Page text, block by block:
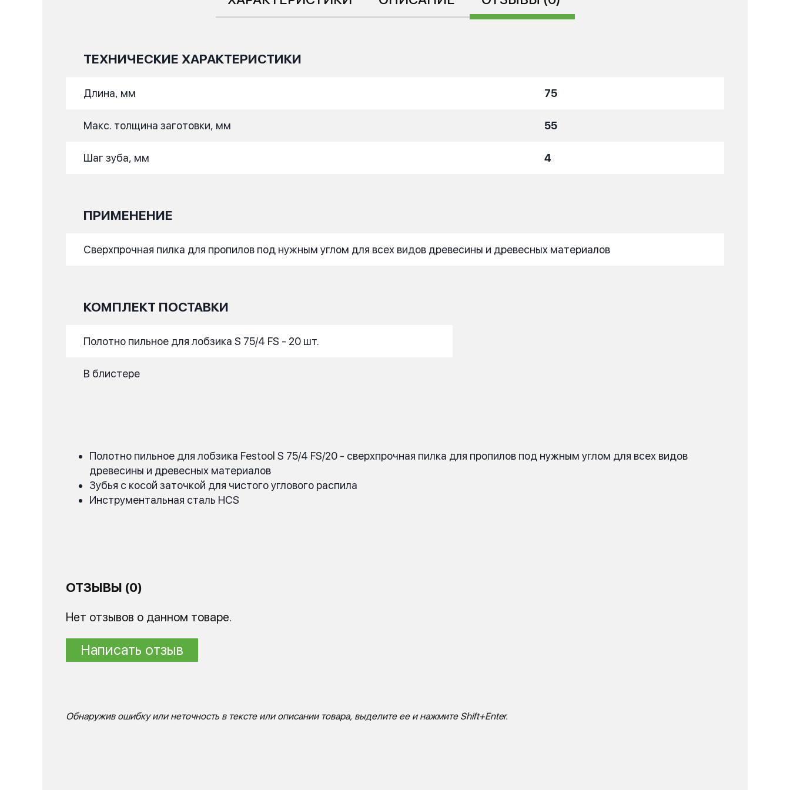
ТЕХНИЧЕСКИЕ ХАРАКТЕРИСТИКИ
Длина, мм 75
Макс. толщина заготовки, мм 55
Шаг зуба, мм 4
ПРИМЕНЕНИЕ
Сверхпрочная пилка для пропилов под нужным углом для всех видов древесины и древесных материалов
КОМПЛЕКТ ПОСТАВКИ
Полотно пильное для лобзика S 75/4 FS - 20 шт.
В блистере
Полотно пильное для лобзика Festool S 75/4 FS/20 - сверхпрочная пилка для пропилов под нужным углом для всех видов
древесины и древесных материалов
Зубья с косой заточкой для чистого углового распила
Инструментальная сталь HCS
ОТЗЫВЫ (0)
Нет отзывов о данном товаре.
Написать отзыв
Обнаружив ошибку или неточность в тексте или описании товара, выделите ее и нажмите Shift+Enter.